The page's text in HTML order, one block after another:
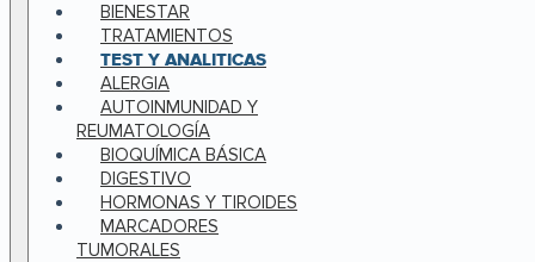
BIENESTAR
TRATAMIENTOS
TEST Y ANALITICAS
ALERGIA
AUTOINMUNIDAD Y
REUMATOLOGÍA
BIOQUÍMICA BÁSICA
DIGESTIVO
HORMONAS Y TIROIDES
MARCADORES
TUMORALES